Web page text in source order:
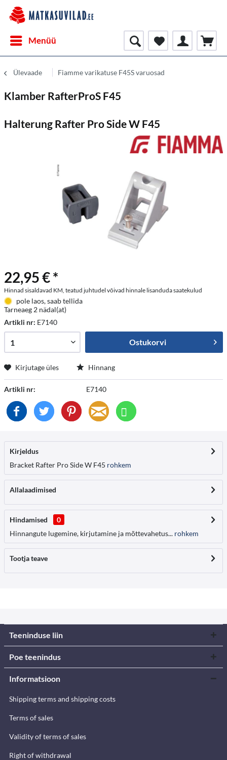
Menüü
Ülevaade Fiamme varikatuse F45S varuosad
Klamber RafterProS F45
Halterung Rafter Pro Side W F45
22,95 € *
Hinnad sisaldavad KM, teatud juhtudel võivad hinnale lisanduda saatekulud
pole laos, saab tellida
Tarneaeg 2 nädal(at)
Artikli nr: E7140
Ostukorvi
Kirjutage üles Hinnang
Artikli nr: E7140
Kirjeldus
Bracket Rafter Pro Side W F45 rohkem
Allalaadimised
Hindamised
0
Hinnangute lugemine, kirjutamine ja mõttevahetus... rohkem
Tootja teave
Teeninduse liin
Poe teenindus
Informatsioon
Shipping terms and shipping costs
Terms of sales
Validity of terms of sales
Right of withdrawal